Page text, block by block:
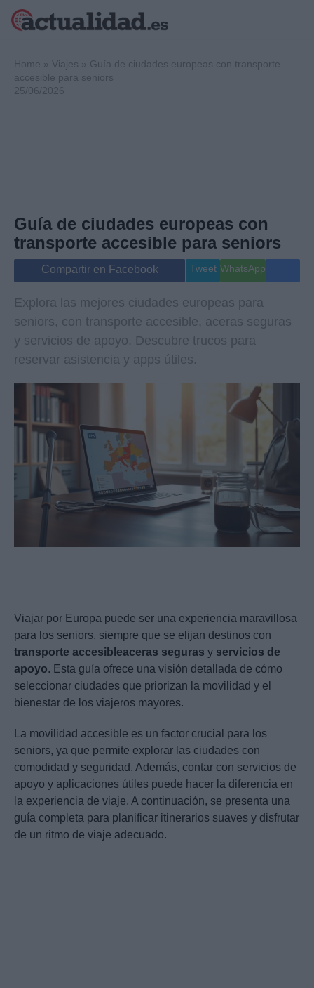
Internacional
Viajes
Gente
Musica
Home » Viajes » Guía de ciudades europeas con transporte
accesible para seniors
25/06/2026
Guía de ciudades europeas con
transporte accesible para seniors
Compartir en Facebook Tweet WhatsApp
Explora las mejores ciudades europeas para
seniors, con transporte accesible, aceras seguras
y servicios de apoyo. Descubre trucos para
reservar asistencia y apps útiles.
Viajar por Europa puede ser una experiencia maravillosa
para los seniors, siempre que se elijan destinos con
transporte accesibleaceras seguras y servicios de
apoyo. Esta guía ofrece una visión detallada de cómo
seleccionar ciudades que priorizan la movilidad y el
bienestar de los viajeros mayores.
La movilidad accesible es un factor crucial para los
seniors, ya que permite explorar las ciudades con
comodidad y seguridad. Además, contar con servicios de
apoyo y aplicaciones útiles puede hacer la diferencia en
la experiencia de viaje. A continuación, se presenta una
guía completa para planificar itinerarios suaves y disfrutar
de un ritmo de viaje adecuado.